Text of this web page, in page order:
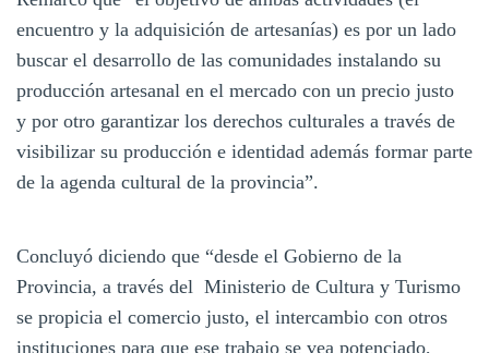
encuentro y la adquisición de artesanías) es por un lado
buscar el desarrollo de las comunidades instalando su
producción artesanal en el mercado con un precio justo
y por otro garantizar los derechos culturales a través de
visibilizar su producción e identidad además formar parte
de la agenda cultural de la provincia”.
Concluyó diciendo que “desde el Gobierno de la
Provincia, a través del Ministerio de Cultura y Turismo
se propicia el comercio justo, el intercambio con otros
instituciones para que ese trabajo se vea potenciado,